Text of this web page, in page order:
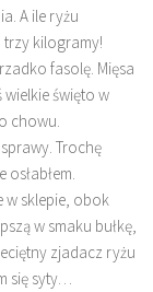
A ile ryżu
kilogramy!
fasolę. Mięsa
wielkie święto w
chowu.
Trochę
osłabłem.
w sklepie, obok
w smaku bułkę,
zjadacz ryżu
się syty…